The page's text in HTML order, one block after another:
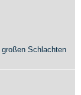
Schlachten